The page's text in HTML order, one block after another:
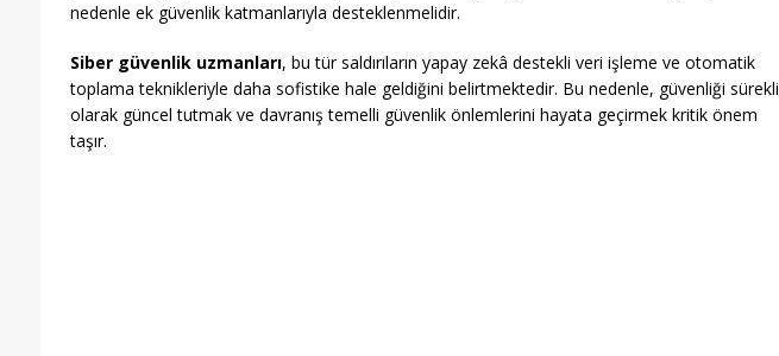
nedenle ek güvenlik katmanlarıyla desteklenmelidir.
Siber güvenlik uzmanları, bu tür saldırıların yapay zekâ destekli veri işleme ve otomatik
toplama teknikleriyle daha sofistike hale geldiğini belirtmektedir. Bu nedenle, güvenliği sürekli
olarak güncel tutmak ve davranış temelli güvenlik önlemlerini hayata geçirmek kritik önem
taşır.